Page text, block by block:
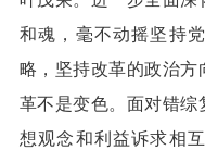
和魂，毫不动摇坚持
略，坚持改革的政治
革不是变色。面对错综
想观念和利益诉求相